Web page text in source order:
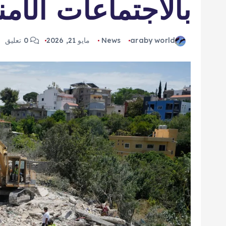
بالاجتماعات
araby world
News مايو 21, 2026 0 تعليق